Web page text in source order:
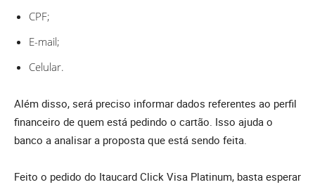
CPF;
E-mail;
Celular.
Além disso, será preciso informar dados referentes ao perfil
financeiro de quem está pedindo o cartão. Isso ajuda o
banco a analisar a proposta que está sendo feita.
Feito o pedido do Itaucard Click Visa Platinum, basta esperar